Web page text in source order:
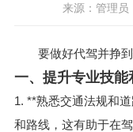
来源：管理
要做好代驾并挣到
一、提升专业技能
1. **熟悉交通法规和
和路线，这有助于在